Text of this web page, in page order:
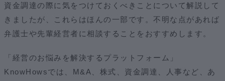
資金調達の際に気をつけておくべきことについて解説して
きましたが、これらはほんの一部です。不明な点があれば
弁護士や先輩経営者に相談することをおすすめします。
「経営のお悩みを解決するプラットフォーム」
KnowHowsでは、M&A、株式、資金調達、人事など、あ